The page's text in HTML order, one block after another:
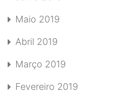
Maio 2019
Abril 2019
Março 2019
Fevereiro 2019